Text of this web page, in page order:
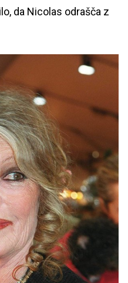
da Nicolas odrašča z